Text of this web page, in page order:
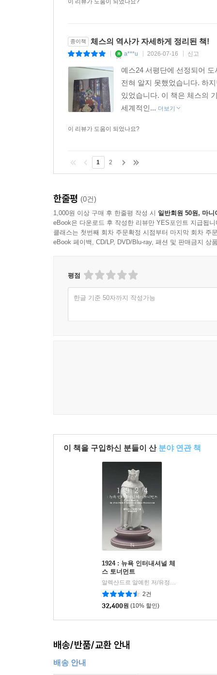
이 리뷰가 도움이 되었나요?
종이책 체스의 역사가 자세하게 정리된 책!
a***u 2026-07-16 신고
예스24 서평단에 선정되어
전혀 알지 못했었습니다. 하
있었습니다. 이 책은 체스의
세계적인... 더보기
이 리뷰가 도움이 되었나요?
1 2
한줄평 (0건)
1,000원 이상 구매 후 한줄평 작성 시 일반회원 50원, 마니
eBook은 다운로드 후 작성한 리뷰만 YES포인트 지급됩니
클래스는 첫번째 회차 주문확정 시점부터 마지막 회차 주
eBook 페이백, CD/LP, DVD/Blu-ray, 패션 및 판매금지 상
평점
한글 기준 50자까지 작성가능
이 책을 구입하신 분들이 산 분야 연관 책
1924 : 뉴욕 인터내셔널 체
스 토너먼트
알렉산드르 알예힌 저/유정훈 역
2건
32,400원 (10% 할인)
배송/반품/교환 안내
배송 안내